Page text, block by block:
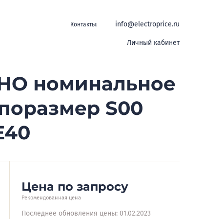
Контакты: info@electroprice.ru
Личный кабинет
номинальное
S00
Цена по запросу
Рекомендованная цена
Последнее обновления цены: 01.02.2023